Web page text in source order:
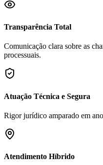
Transparência Total
Comunicação clara sobre as
processuais.
Atuação Técnica e Segura
Rigor jurídico amparado em
Atendimento Híbrido